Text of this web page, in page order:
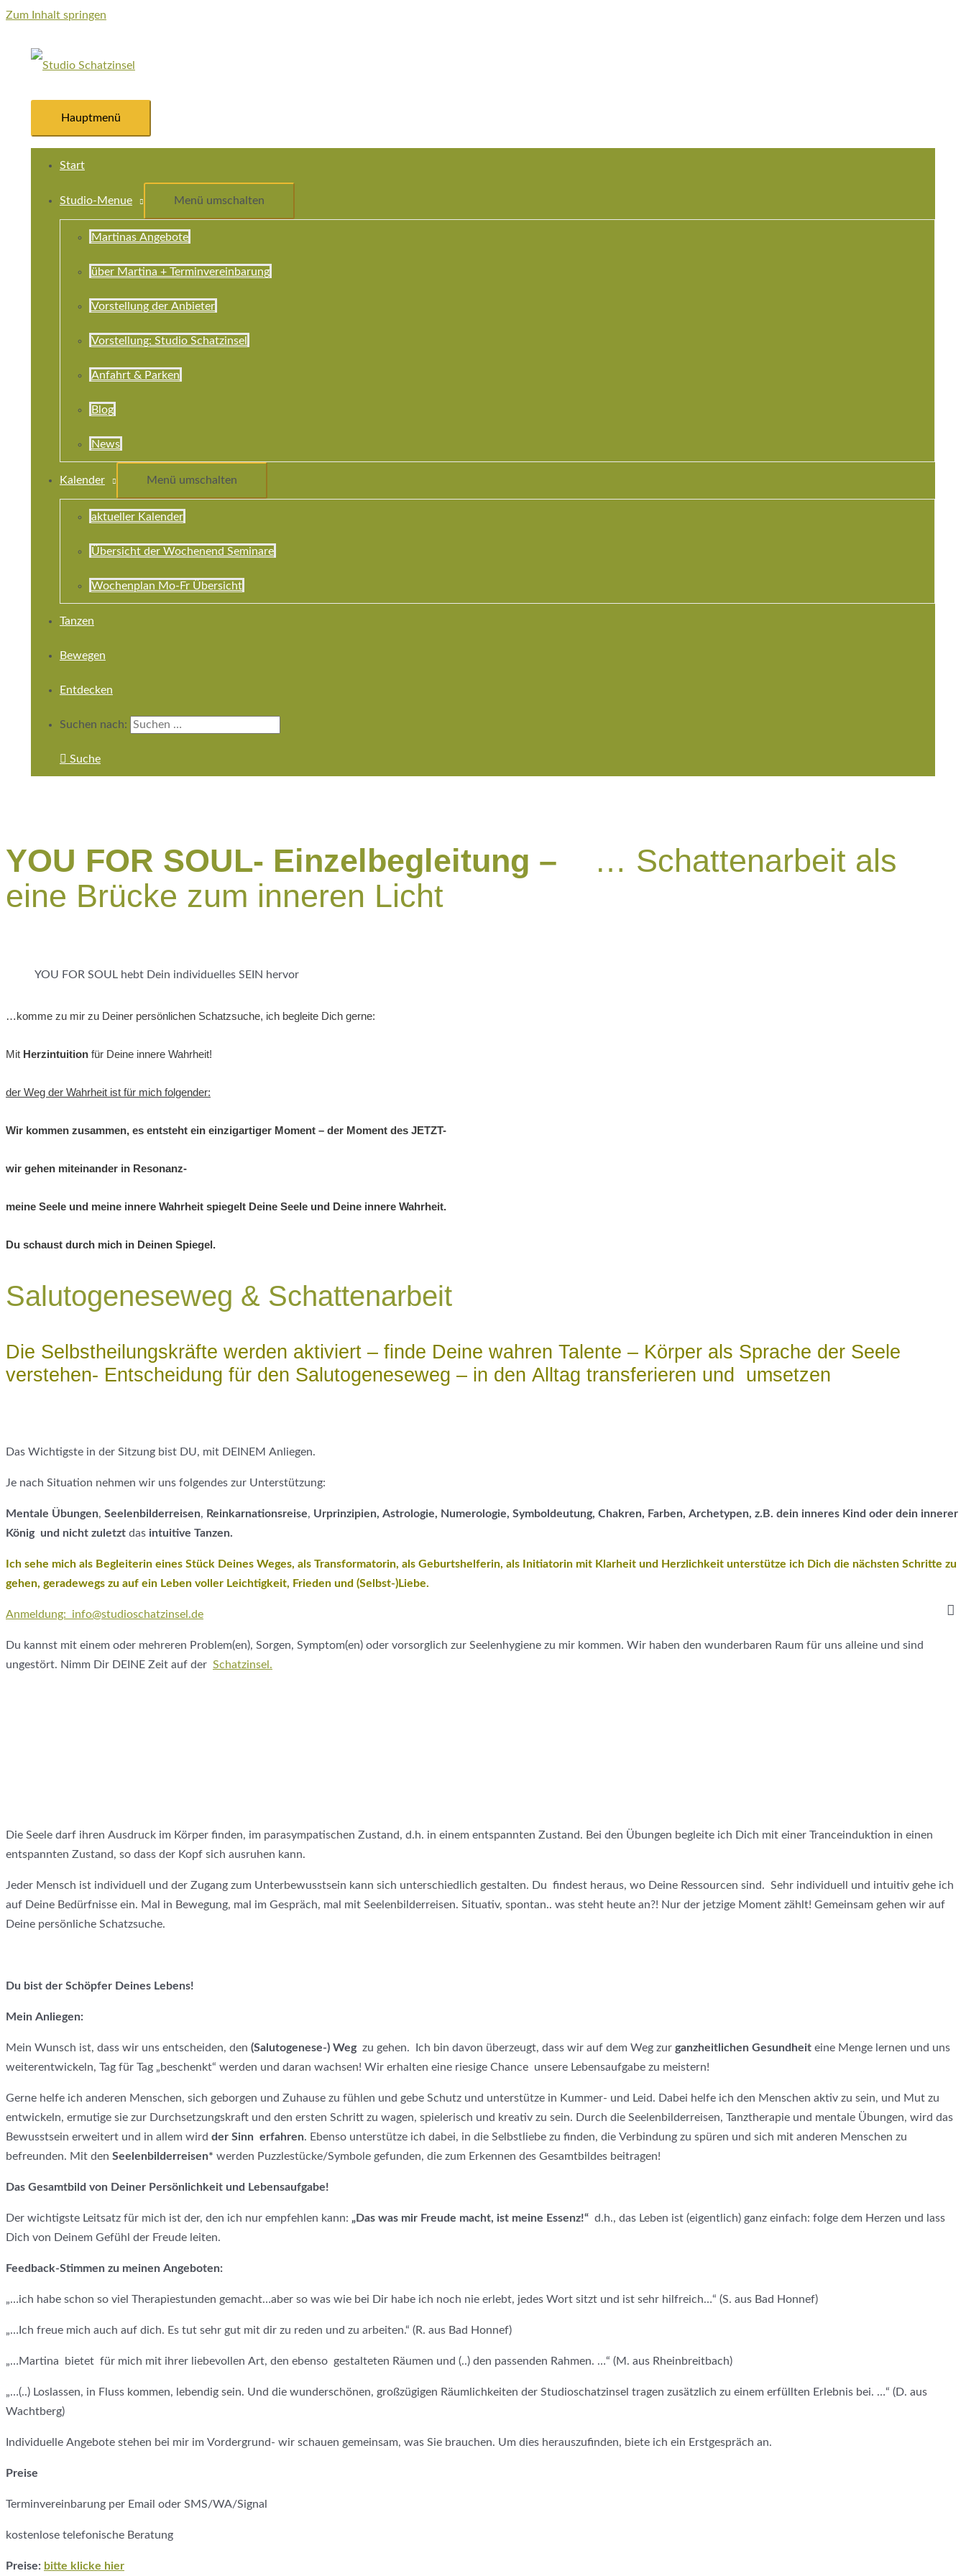
Zum Inhalt springen
Hauptmenü
Start
Studio-Menue Menü umschalten
Martinas Angebote
über Martina + Terminvereinbarung
Vorstellung der Anbieter
Vorstellung: Studio Schatzinsel
Anfahrt & Parken
Blog
News
Kalender Menü umschalten
aktueller Kalender
Übersicht der Wochenend Seminare
Wochenplan Mo-Fr Übersicht
Tanzen
Bewegen
Entdecken
Suchen nach:
Suche
YOU FOR SOUL- Einzelbegleitung –
… Schattenarbeit als
eine Brücke zum inneren Licht
YOU FOR SOUL hebt Dein individuelles SEIN hervor
…komme zu mir zu Deiner persönlichen Schatzsuche, ich begleite Dich gerne:
Mit Herzintuition für Deine innere Wahrheit!
der Weg der Wahrheit ist für mich folgender:
Wir kommen zusammen, es entsteht ein einzigartiger Moment – der Moment des JETZT-
wir gehen miteinander in Resonanz-
meine Seele und meine innere Wahrheit spiegelt Deine Seele und Deine innere Wahrheit.
Du schaust durch mich in Deinen Spiegel.
Salutogeneseweg & Schattenarbeit
Die Selbstheilungskräfte werden aktiviert – finde Deine wahren Talente – Körper als Sprache der Seele
verstehen- Entscheidung für den Salutogeneseweg – in den Alltag transferieren und umsetzen
Das Wichtigste in der Sitzung bist DU, mit DEINEM Anliegen.
Je nach Situation nehmen wir uns folgendes zur Unterstützung:
Mentale Übungen, Seelenbilderreisen, Reinkarnationsreise, Urprinzipien, Astrologie, Numerologie, Symboldeutung, Chakren, Farben, Archetypen, z.B. dein inneres Kind oder dein innerer
König und nicht zuletzt das intuitive Tanzen.
Ich sehe mich als Begleiterin eines Stück Deines Weges, als Transformatorin, als Geburtshelferin, als Initiatorin mit Klarheit und Herzlichkeit unterstütze ich Dich die nächsten Schritte zu
gehen, geradewegs zu auf ein Leben voller Leichtigkeit, Frieden und (Selbst-)Liebe.
Anmeldung: info@studioschatzinsel.de
Du kannst mit einem oder mehreren Problem(en), Sorgen, Symptom(en) oder vorsorglich zur Seelenhygiene zu mir kommen. Wir haben den wunderbaren Raum für uns alleine und sind
ungestört. Nimm Dir DEINE Zeit auf der Schatzinsel.
Die Seele darf ihren Ausdruck im Körper finden, im parasympatischen Zustand, d.h. in einem entspannten Zustand. Bei den Übungen begleite ich Dich mit einer Tranceinduktion in einen
entspannten Zustand, so dass der Kopf sich ausruhen kann.
Jeder Mensch ist individuell und der Zugang zum Unterbewusstsein kann sich unterschiedlich gestalten. Du findest heraus, wo Deine Ressourcen sind. Sehr individuell und intuitiv gehe ich
auf Deine Bedürfnisse ein. Mal in Bewegung, mal im Gespräch, mal mit Seelenbilderreisen. Situativ, spontan.. was steht heute an?! Nur der jetzige Moment zählt! Gemeinsam gehen wir auf
Deine persönliche Schatzsuche.
Du bist der Schöpfer Deines Lebens!
Mein Anliegen:
Mein Wunsch ist, dass wir uns entscheiden, den (Salutogenese-) Weg zu gehen. Ich bin davon überzeugt, dass wir auf dem Weg zur ganzheitlichen Gesundheit eine Menge lernen und uns
weiterentwickeln, Tag für Tag „beschenkt“ werden und daran wachsen! Wir erhalten eine riesige Chance unsere Lebensaufgabe zu meistern!
Gerne helfe ich anderen Menschen, sich geborgen und Zuhause zu fühlen und gebe Schutz und unterstütze in Kummer- und Leid. Dabei helfe ich den Menschen aktiv zu sein, und Mut zu
entwickeln, ermutige sie zur Durchsetzungskraft und den ersten Schritt zu wagen, spielerisch und kreativ zu sein. Durch die Seelenbilderreisen, Tanztherapie und mentale Übungen, wird das
Bewusstsein erweitert und in allem wird der Sinn erfahren. Ebenso unterstütze ich dabei, in die Selbstliebe zu finden, die Verbindung zu spüren und sich mit anderen Menschen zu
befreunden. Mit den Seelenbilderreisen* werden Puzzlestücke/Symbole gefunden, die zum Erkennen des Gesamtbildes beitragen!
Das Gesamtbild von Deiner Persönlichkeit und Lebensaufgabe!
Der wichtigste Leitsatz für mich ist der, den ich nur empfehlen kann: „Das was mir Freude macht, ist meine Essenz!“ d.h., das Leben ist (eigentlich) ganz einfach: folge dem Herzen und lass
Dich von Deinem Gefühl der Freude leiten.
Feedback-Stimmen zu meinen Angeboten:
„…ich habe schon so viel Therapiestunden gemacht…aber so was wie bei Dir habe ich noch nie erlebt, jedes Wort sitzt und ist sehr hilfreich…“ (S. aus Bad Honnef)
„…Ich freue mich auch auf dich. Es tut sehr gut mit dir zu reden und zu arbeiten.“ (R. aus Bad Honnef)
„…Martina bietet für mich mit ihrer liebevollen Art, den ebenso gestalteten Räumen und (..) den passenden Rahmen. …“ (M. aus Rheinbreitbach)
„…(..) Loslassen, in Fluss kommen, lebendig sein. Und die wunderschönen, großzügigen Räumlichkeiten der Studioschatzinsel tragen zusätzlich zu einem erfüllten Erlebnis bei. …“ (D. aus
Wachtberg)
Individuelle Angebote stehen bei mir im Vordergrund- wir schauen gemeinsam, was Sie brauchen. Um dies herauszufinden, biete ich ein Erstgespräch an.
Preise
Terminvereinbarung per Email oder SMS/WA/Signal
kostenlose telefonische Beratung
Preise: bitte klicke hier